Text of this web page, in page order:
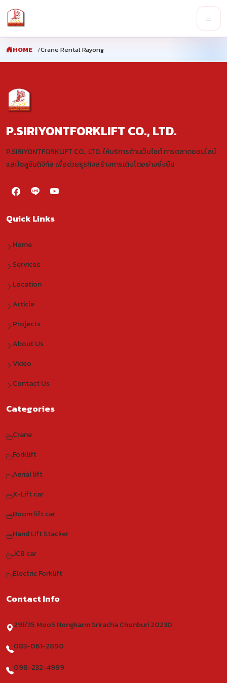
HOME Crane Rental Rayong
P.SIRIYONTFORKLIFT CO., LTD.
P.SIRIYONTFORKLIFT CO., LTD. ให้บริการด้านเว็บไซต์ การตลาดออนไลน์
และโซลูชันดิจิทัล เพื่อช่วยธุรกิจสร้างการเติบโตอย่างยั่งยืน
Quick Links
Home
Services
Location
Article
Projects
About Us
Video
Contact Us
Categories
Crane
Forklift
Aerial lift
X-Lift car
Boom lift car
Hand Lift Stacker
JCB car
Electric Forklift
Contact Info
291/35 Moo5 Nongkarm Sriracha Chonburi 20230
083-061-2890
098-232-4999